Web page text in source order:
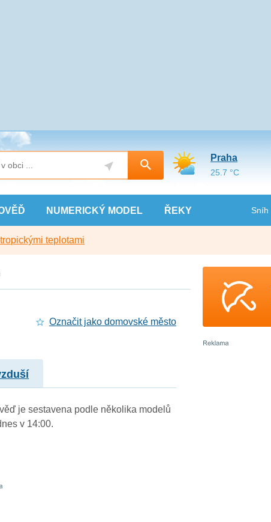
NUMERICKÝ MODEL ŘEKY Sníh
Praha
25.7 °C
teplotami
Označit jako domovské město
je sestavena podle několika modelů
v 14:00.